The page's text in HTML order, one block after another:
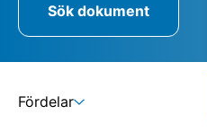
Sök dokument
Fördelar